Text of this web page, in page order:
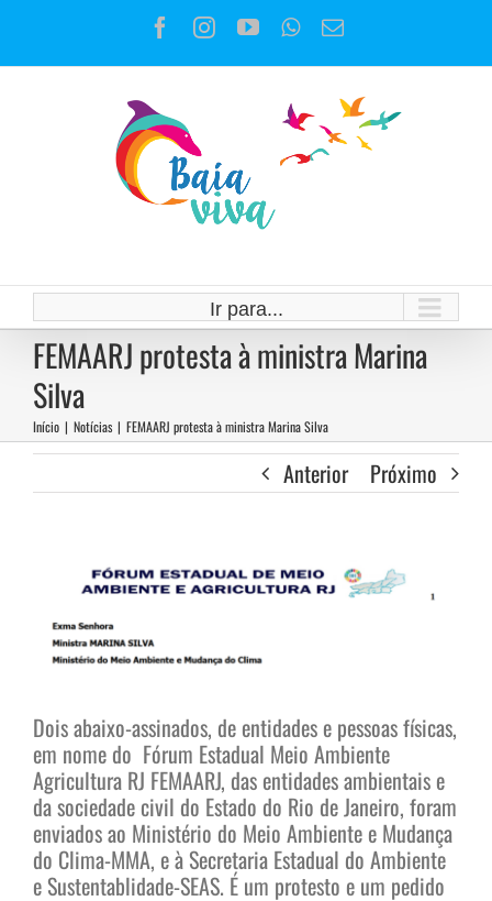
o
Facebook
Instagram
YouTubeWhatsApp
E-
Ir para...
FEMAARJ protesta à ministra Marina
Silva
Início | Notícias | FEMAARJ protesta à ministra Marina Silva
Anterior Próximo
Image
Dois abaixo-assinados, de entidades e pessoas físicas,
em nome do Fórum Estadual Meio Ambiente
Agricultura RJ FEMAARJ, das entidades ambientais e
da sociedade civil do Estado do Rio de Janeiro, foram
enviados ao Ministério do Meio Ambiente e Mudança
do Clima-MMA, e à Secretaria Estadual do Ambiente
e Sustentablidade-SEAS. É um protesto e um pedido